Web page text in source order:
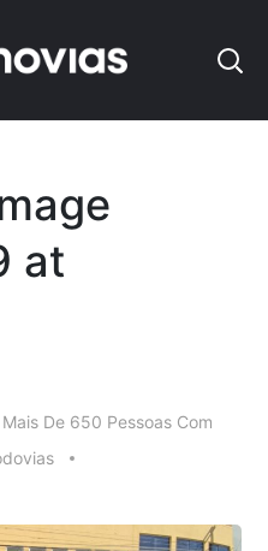
at
De 650 Pessoas Com